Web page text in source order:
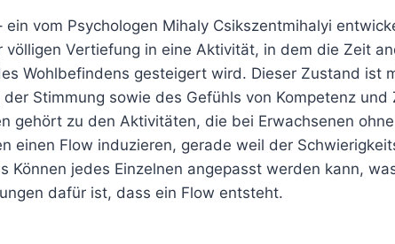
ein vom Psychologen Mihaly Csikszentmihalyi
Vertiefung in eine Aktivität, in dem die Zeit
Wohlbefindens gesteigert wird. Dieser Zustand ist
Stimmung sowie des Gefühls von Kompetenz und
gehört zu den Aktivitäten, die bei Erwachsenen
einen Flow induzieren, gerade weil der
Können jedes Einzelnen angepasst werden kann,
dafür ist, dass ein Flow entsteht.